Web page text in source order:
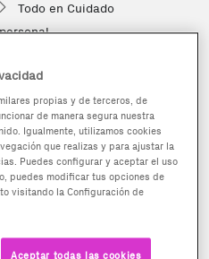
Todo en Cuidado
propias y de terceros, de
de manera segura nuestra
Igualmente, utilizamos cookies
que realizas y para ajustar la
Puedes configurar y aceptar el uso
puedes modificar tus opciones de
visitando la Configuración de
Aceptar todas las cookies